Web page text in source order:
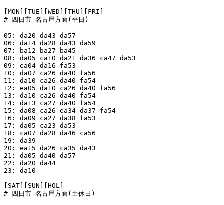
[MON][TUE][WED][THU][FRI]
# 四日市 名古屋方面(平日)
05: da20 da43 da57
06: da14 da28 da43 da59
07: ba12 ba27 ba45
08: da05 ca10 da21 da36 ca47 da53
09: ea04 da16 fa53
10: da07 ca26 da40 fa56
11: da10 ca26 da40 fa54
12: ea05 da10 ca26 da40 fa56
13: da10 ca26 da40 fa54
14: da13 ca27 da40 fa54
15: da08 ca26 ea34 da37 fa54
16: da09 ca27 da38 fa53
17: da05 ca23 da53
18: ca07 da28 da46 ca56
19: da39
20: ea15 da26 ca35 da43
21: da05 da40 da57
22: da20 da44
23: da10
[SAT][SUN][HOL]
# 四日市 名古屋方面(土休日)